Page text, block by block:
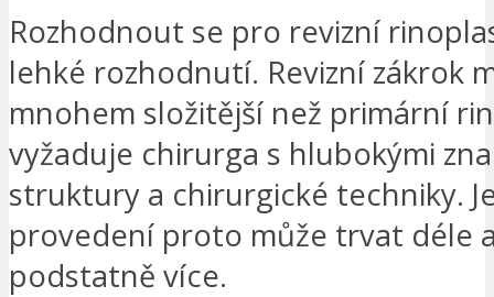
Rozhodnout se pro revizní
lehké rozhodnutí. Revizní zákrok
mnohem složitější než primární
vyžaduje chirurga s hlubokými
struktury a chirurgické techniky.
provedení proto může trvat déle
podstatně více.